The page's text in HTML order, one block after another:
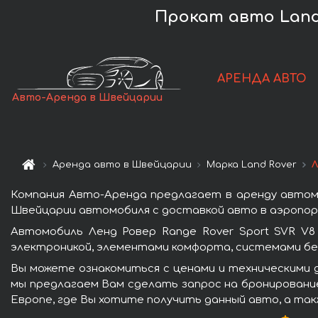
Прокат авто
Авто-Аренда в Швейцарии
АРЕНДА АВТО
Аренда авто в Швейцарии Марка Land Rover
Компания Авто-Аренда предлагает в аренду
Швейцарии автомобиля с доставкой авто в
Автомобиль Ленд Ровер Range Rover Sport SVR
электроникой, элементами комфорта, системами
Вы можете ознакомиться с ценами и
мы предлагаем Вам сделать запрос на
Европе, где Вы хотите получить данный авто, а